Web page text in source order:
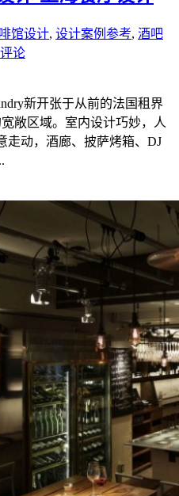
馆设计, 设计案例参考, 酒吧
论
新开张于从前的法国租界
敞区域。室内设计巧妙，人
走动，酒廊、披萨烤箱、DJ